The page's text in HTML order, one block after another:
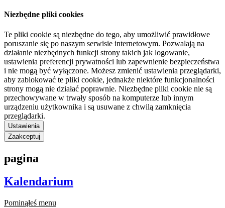
Niezbędne pliki cookies
Te pliki cookie są niezbędne do tego, aby umożliwić prawidłowe
poruszanie się po naszym serwisie internetowym. Pozwalają na
działanie niezbędnych funkcji strony takich jak logowanie,
ustawienia preferencji prywatności lub zapewnienie bezpieczeństwa
i nie mogą być wyłączone. Możesz zmienić ustawienia przeglądarki,
aby zablokować te pliki cookie, jednakże niektóre funkcjonalności
strony mogą nie działać poprawnie. Niezbędne pliki cookie nie są
przechowywane w trwały sposób na komputerze lub innym
urządzeniu użytkownika i są usuwane z chwilą zamknięcia
przeglądarki.
Ustawienia
Zaakceptuj
pagina
Kalendarium
Pominąłeś menu